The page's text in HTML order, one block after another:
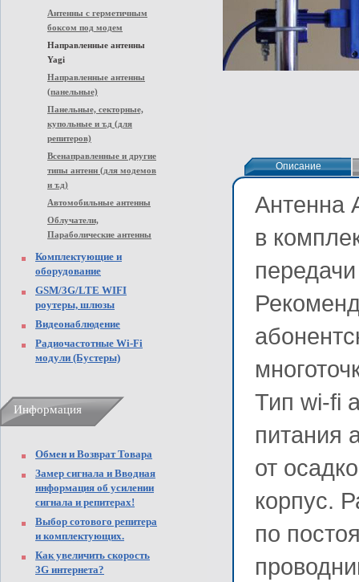
Антенны с герметичным
боксом под модем
Направленные антенны
Yagi
Направленные антенны
(панельные)
Панельные, секторные,
купольные и т.д (для
репитеров)
Всенаправленные и другие
типы антенн (для модемов
и т.д)
Автомобильные антенны
Облучатели,
Параболические антенны
Комплектующие и
оборудование
GSM/3G/LTE WIFI
роутеры, шлюзы
Видеонаблюдение
Радиочастотные Wi-Fi
модули (Бустеры)
Информация
Обмен и Возврат Товара
Замер сигнала и Вводная
информация об усилении
сигнала и репитерах!
Выбор сотового репитера
и комплектующих.
Как увеличить скорость
3G интернета?
Описание
Описание
Антенна
в
Тип wi-fi
питания
от
корпус.
по